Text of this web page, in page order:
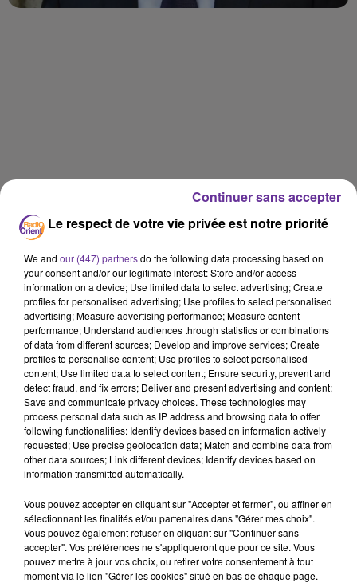
LA PLAYLIST
16h37
16h37
GEBRAN NAJEM
Medley 02 2009
16h34
16h34
NASSIF ZAITOUN
Hdiyye 2026
15h52
15h52
ANGHAM
Inta Minn 2005
ÉCOUTER
EN CE
MOMENT
Le respect de votre vie privée est notre priorité
We and our (447) partnersdo the following data processing based on
your consent and/or our legitimate interest: Store and/or access
information on a device; Use limited data to select advertising; Create
profiles for personalised advertising; Use profiles to select personalised
advertising; Measure advertising performance; Measure content
performance; Understand audiences through statistics or combinations
of data from different sources; Develop and improve services; Create
profiles to personalise content; Use profiles to select personalised
content; Use limited data to select content; Ensure security, prevent and
detect fraud, and fix errors; Deliver and present advertising and content;
Save and communicate privacy choices. These technologies may
process personal data such as IP address and browsing data to offer
following functionalities: Identify devices based on information actively
requested; Use precise geolocation data; Match and combine data from
other data sources; Link different devices; Identify devices based on
information transmitted automatically.
Vous pouvez accepter en cliquant sur "Accepter et fermer", ou affiner en
sélectionnant les finalités et/ou partenaires dans "Gérer mes choix".
Vous pouvez également refuser en cliquant sur "Continuer sans
accepter". Vos préférences ne s'appliqueront que pour ce site. Vous
pouvez mettre à jour vos choix, ou retirer votre consentement à tout
moment via le lien "Gérer les cookies" situé en bas de chaque page.
Continuer sans accepter